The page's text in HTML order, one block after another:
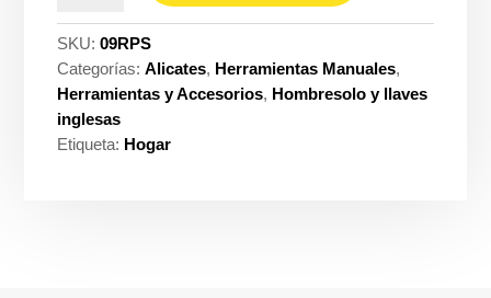
boquill
Stanley
ref.
69-
800
SKU:09RPS
Categorías:Alicates, Herramientas Manuales,
Herramientas y Accesorios, Hombresolo y llaves
inglesas
Etiqueta: Hogar